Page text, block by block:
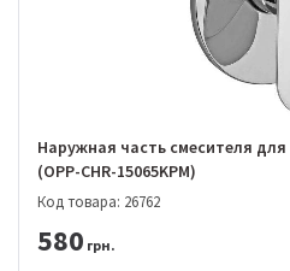
Наружная часть смесителя
(OPP-CHR-15065KPM)
Код товара: 26762
580 грн.